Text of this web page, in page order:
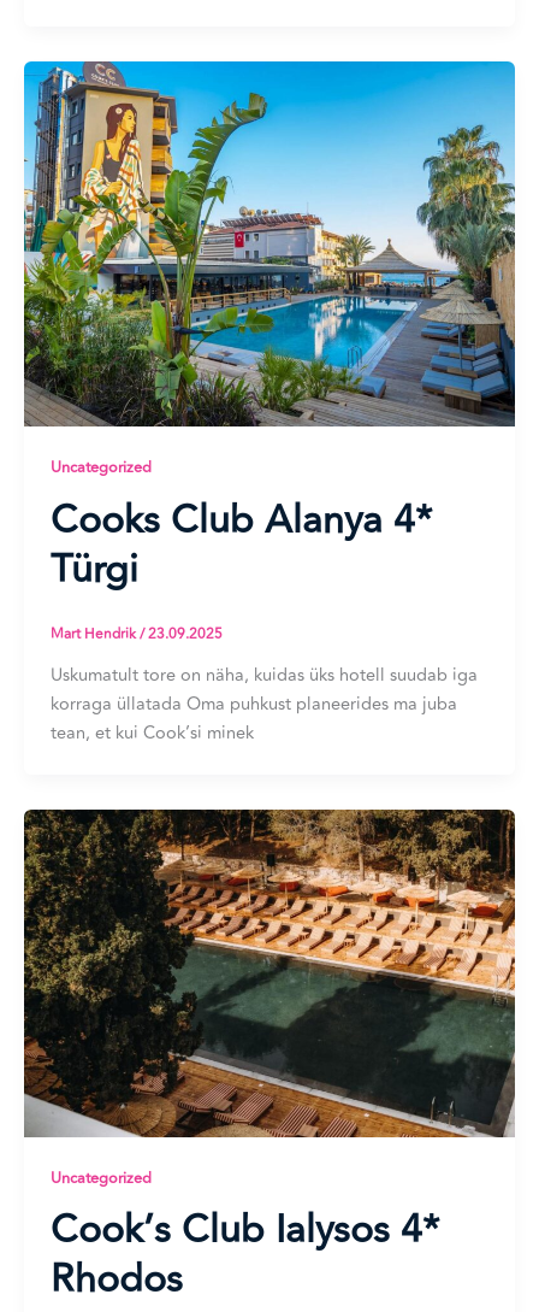
Uncategorized
Cooks Club Alanya 4*
Türgi
Mart Hendrik/23.09.2025
Uskumatult tore on näha, kuidas üks hotell suudab iga
korraga üllatada Oma puhkust planeerides ma juba
tean, et kui Cook’si minek
Uncategorized
Cook’s Club Ialysos 4*
Rhodos